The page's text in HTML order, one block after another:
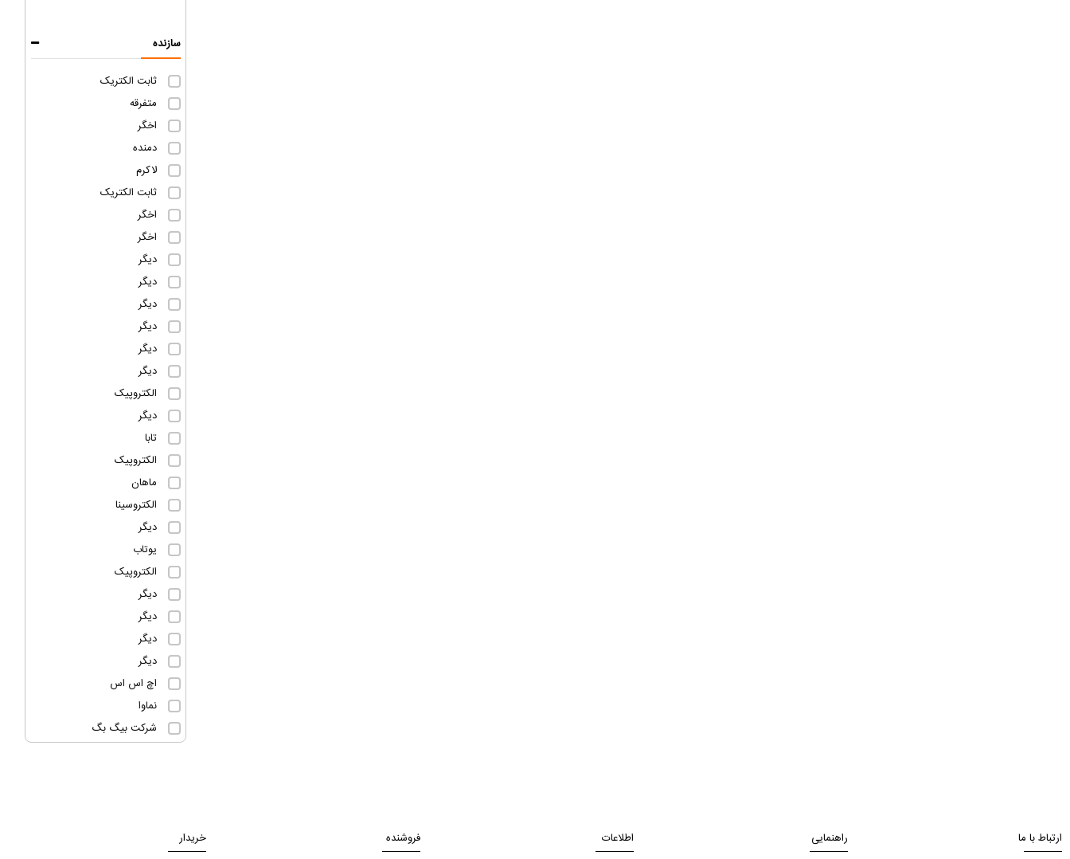
سازنده
ثابت الکتریک
متفرقه
اخگر
دمنده
لاکرم
ثابت الکتریک
اخگر
اخگر
دیگر
دیگر
دیگر
دیگر
دیگر
دیگر
الکتروپیک
دیگر
تابا
الکتروپیک
ماهان
الکتروسینا
دیگر
یوتاب
الکتروپیک
دیگر
دیگر
دیگر
دیگر
اچ اس اس
نماوا
شرکت بیگ بگ
ارتباط با ما راهنمایی اطلاعات فروشنده خریدار